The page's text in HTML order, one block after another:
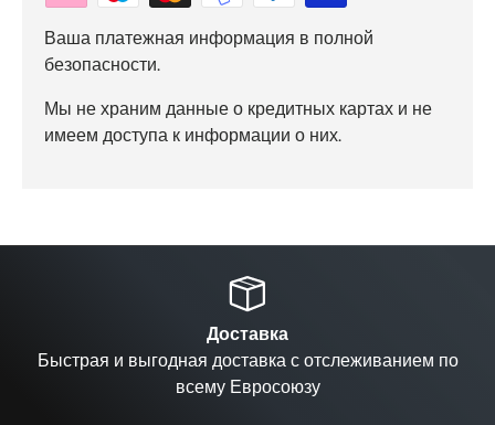
Ваша платежная информация в полной
безопасности.
Мы не храним данные о кредитных картах и не
имеем доступа к информации о них.
Доставка
Быстрая и выгодная доставка с отслеживанием по
всему Евросоюзу